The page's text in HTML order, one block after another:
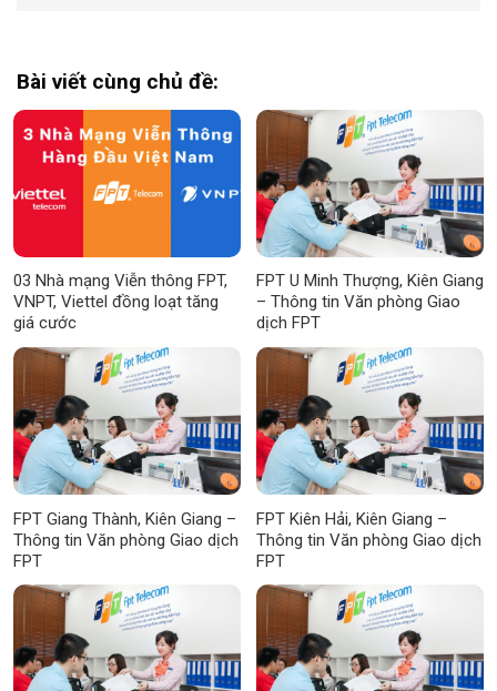
Bài viết cùng chủ đề:
03 Nhà mạng Viễn thông FPT,
VNPT, Viettel đồng loạt tăng
giá cước
FPT U Minh Thượng, Kiên Giang
– Thông tin Văn phòng Giao
dịch FPT
FPT Giang Thành, Kiên Giang –
Thông tin Văn phòng Giao dịch
FPT
FPT Kiên Hải, Kiên Giang –
Thông tin Văn phòng Giao dịch
FPT